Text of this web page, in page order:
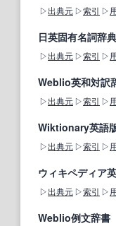
出典元 索引
日英固有名詞辞典
出典元 索引
Weblio英和対訳
出典元 索引
Wiktionary英語
出典元 索引
ウィキペディア
出典元 索引
Weblio例文辞書